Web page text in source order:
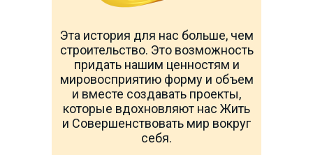
Эта история для нас больше, чем
строительство. Это возможность
придать нашим ценностям и
мировосприятию форму и объем
и вместе создавать проекты,
которые вдохновляют нас Жить
и Совершенствовать мир вокруг
себя.